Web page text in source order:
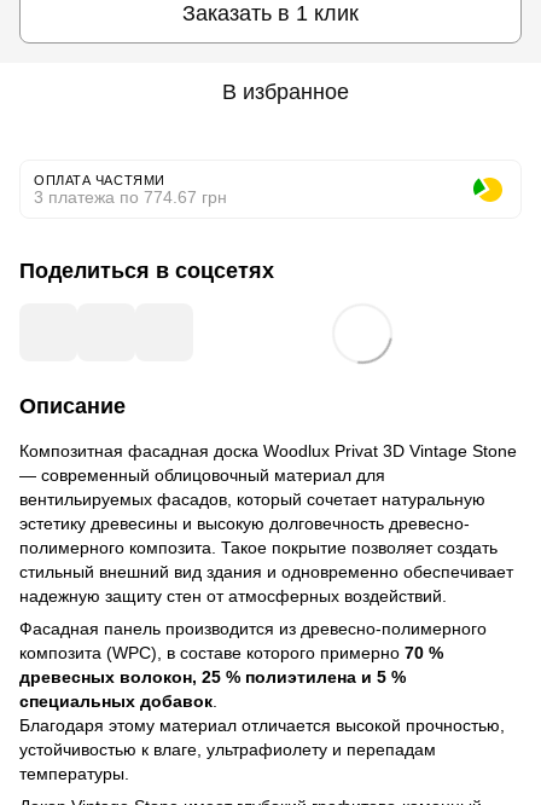
Заказать в 1 клик
В избранное
ОПЛАТА ЧАСТЯМИ
3 платежа по 774.67 грн
Поделиться в соцсетях
Описание
Композитная фасадная доска Woodlux Privat 3D Vintage Stone
— современный облицовочный материал для
вентильируемых фасадов, который сочетает натуральную
эстетику древесины и высокую долговечность древесно-
полимерного композита. Такое покрытие позволяет создать
стильный внешний вид здания и одновременно обеспечивает
надежную защиту стен от атмосферных воздействий.
Фасадная панель производится из древесно-полимерного
композита (WPC), в составе которого примерно 70 %
древесных волокон, 25 % полиэтилена и 5 %
специальных добавок
Благодаря этому материал отличается высокой прочностью,
устойчивостью к влаге, ультрафиолету и перепадам
температуры.